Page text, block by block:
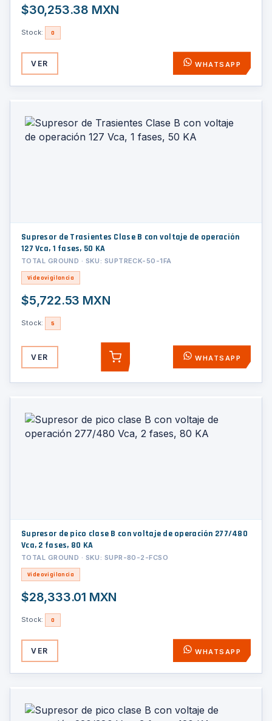
$30,253.38 MXN
Stock: 0
VER WHATSAPP
Supresor de Trasientes Clase B con voltaje de operación
127 Vca, 1 fases, 50 KA
TOTAL GROUND · SKU: SUPTRECK-50-1FA
Videovigilancia
$5,722.53 MXN
Stock: 5
VER AGREGAR WHATSAPP
Supresor de pico clase B con voltaje de operación 277/480
Vca, 2 fases, 80 KA
TOTAL GROUND · SKU: SUPR-80-2-FCSO
Videovigilancia
$28,333.01 MXN
Stock: 0
VER WHATSAPP